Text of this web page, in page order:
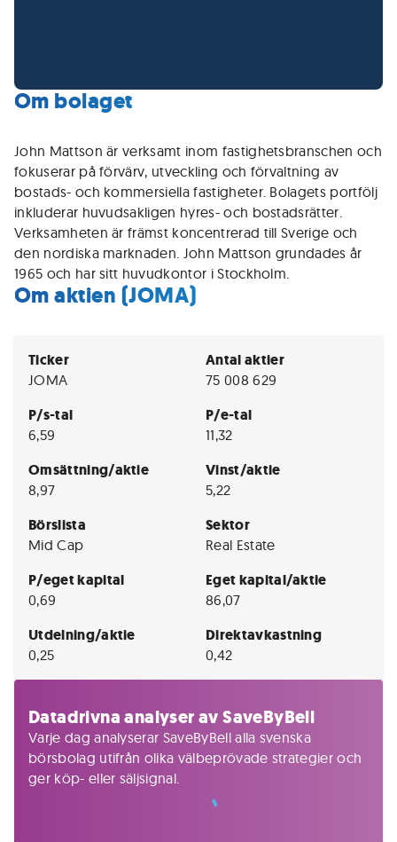
Om bolaget
John Mattson är verksamt inom fastighetsbranschen och
fokuserar på förvärv, utveckling och förvaltning av
bostads- och kommersiella fastigheter. Bolagets portfölj
inkluderar huvudsakligen hyres- och bostadsrätter.
Verksamheten är främst koncentrerad till Sverige och
den nordiska marknaden. John Mattson grundades år
1965 och har sitt huvudkontor i Stockholm.
Om aktien (JOMA)
Ticker
JOMA
Antal aktier
75 008 629
P/s-tal
6,59
P/e-tal
11,32
Omsättning/aktie
8,97
Vinst/aktie
5,22
Börslista
Mid Cap
Sektor
Real Estate
P/eget kapital
0,69
Eget kapital/aktie
86,07
Utdelning/aktie
0,25
Direktavkastning
0,42
Datadrivna analyser av SaveByBell
Varje dag analyserar SaveByBell alla svenska
börsbolag utifrån olika välbeprövade strategier och
ger köp- eller säljsignal.